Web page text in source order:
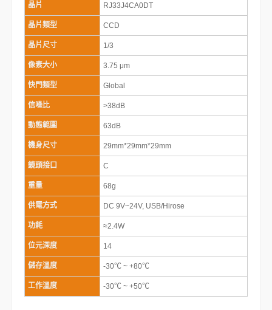
晶片 RJ33J4CA0DT
晶片類型 CCD
晶片尺寸 1/3
像素大小 3.75 μm
快門類型 Global
信噪比 >38dB
動態範圍 63dB
機身尺寸 29mm*29mm*29mm
鏡頭接口 C
重量 68g
供電方式 DC 9V~24V, USB/Hirose
功耗 ≈2.4W
位元深度 14
儲存溫度 -30℃ ~ +80℃
工作溫度 -30℃ ~ +50℃